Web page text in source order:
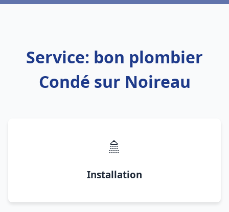
Service: bon plombier
Condé sur Noireau
🚿
Installation